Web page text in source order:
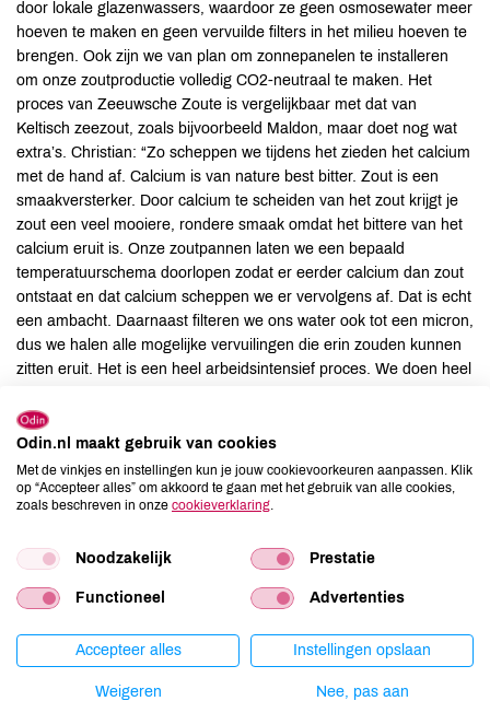
door lokale glazenwassers, waardoor ze geen osmosewater meer
hoeven te maken en geen vervuilde filters in het milieu hoeven te
brengen. Ook zijn we van plan om zonnepanelen te installeren
om onze zoutproductie volledig CO2-neutraal te maken. Het
proces van Zeeuwsche Zoute is vergelijkbaar met dat van
Keltisch zeezout, zoals bijvoorbeeld Maldon, maar doet nog wat
extra’s. Christian: “Zo scheppen we tijdens het zieden het calcium
met de hand af. Calcium is van nature best bitter. Zout is een
smaakversterker. Door calcium te scheiden van het zout krijgt je
zout een veel mooiere, rondere smaak omdat het bittere van het
calcium eruit is. Onze zoutpannen laten we een bepaald
temperatuurschema doorlopen zodat er eerder calcium dan zout
ontstaat en dat calcium scheppen we er vervolgens af. Dat is echt
een ambacht. Daarnaast filteren we ons water ook tot een micron,
dus we halen alle mogelijke vervuilingen die erin zouden kunnen
zitten eruit. Het is een heel arbeidsintensief proces. We doen heel
water op bij hoog water en stilstaand tij zodat er zo min mogelijk
naar beneden gezakt sediment in het water zit. Dat zijn wel
dingen die het verschil maken.
100% puur zeezout. In glazen molen met gerecycle plastic molen
kop.
Allergenen
niet aanwezig
Odin.nl maakt gebruik van cookies
Met de vinkjes en instellingen kun je jouw cookievoorkeuren aanpassen. Klik
op “Accepteer alles” om akkoord te gaan met het gebruik van alle cookies,
zoals beschreven in onze cookieverklaring
Noodzakelijk Prestatie
Functioneel Advertenties
Accepteer alles Instellingen opslaan
Weigeren Nee, pas aan